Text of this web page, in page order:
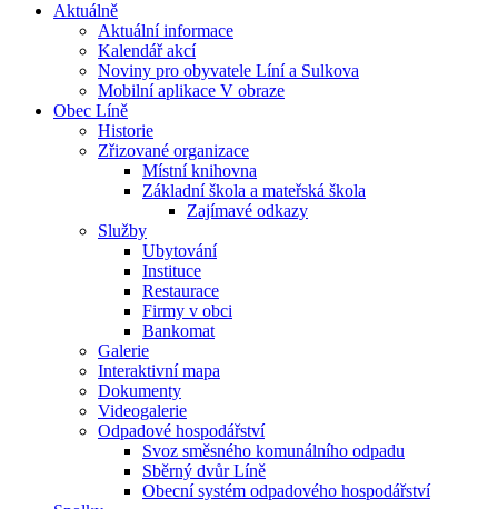
Aktuálně
Aktuální informace
Kalendář akcí
Noviny pro obyvatele Líní a Sulkova
Mobilní aplikace V obraze
Obec Líně
Historie
Zřizované organizace
Místní knihovna
Základní škola a mateřská škola
Zajímavé odkazy
Služby
Ubytování
Instituce
Restaurace
Firmy v obci
Bankomat
Galerie
Interaktivní mapa
Dokumenty
Videogalerie
Odpadové hospodářství
Svoz směsného komunálního odpadu
Sběrný dvůr Líně
Obecní systém odpadového hospodářství